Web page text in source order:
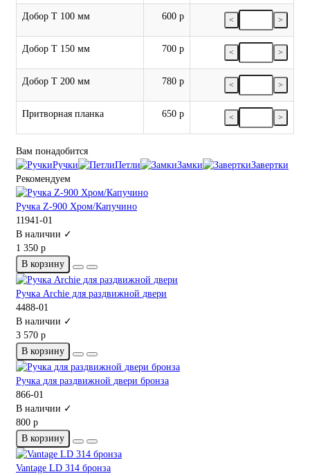
Добор Т 100 мм 600 р < >
Добор Т 150 мм 700 р < >
Добор Т 200 мм 780 р < >
Притворная планка 650 р < >
Вам понадобится
Ручки
Петли Замки
Завертки
Рекомендуем
Ручка Z-900 Хром/Капучино
11941-01
В наличии ✓
1 350 р
В корзину
Ручка Archie для раздвижной двери
4488-01
В наличии ✓
3 570 р
В корзину
Ручка для раздвижной двери бронза
866-01
В наличии ✓
800 р
В корзину
Vantage LD 314 бронза